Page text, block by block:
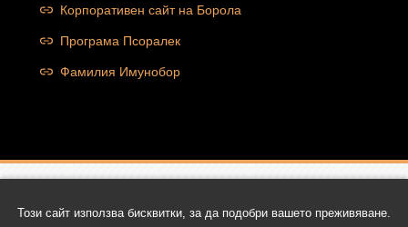
Корпоративен сайт на Борола
Програма Псоралек
Фамилия Имунобор
Copyright © 2026 Ocolut.com | Всички права запазени | Уеб
Този сайт използва бисквитки, за да подобри вашето преживяване.